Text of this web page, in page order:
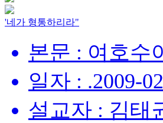
'네가 형통하리라"
본문 : 여호수
일자 : .2009-
설교자 : 김태